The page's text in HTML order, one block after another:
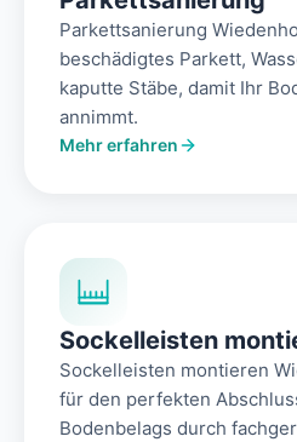
Parkettsanierung
beschädigtes Parkett,
kaputte Stäbe, damit Ihr
annimmt.
Mehr erfahren
Sockelleisten
Sockelleisten montieren
für den perfekten
Bodenbelags durch